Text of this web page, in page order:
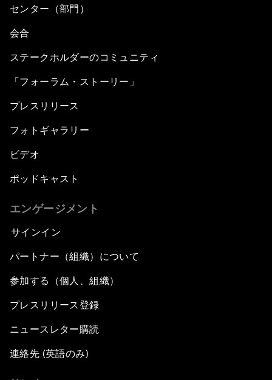
センター（部門）
会合
ステークホルダーのコミュニティ
「フォーラム・ストーリー」
プレスリリース
フォトギャラリー
ビデオ
ポッドキャスト
エンゲージメント
サインイン
パートナー（組織）について
参加する（個人、組織）
プレスリリース登録
ニュースレター購読
連絡先 (英語のみ)